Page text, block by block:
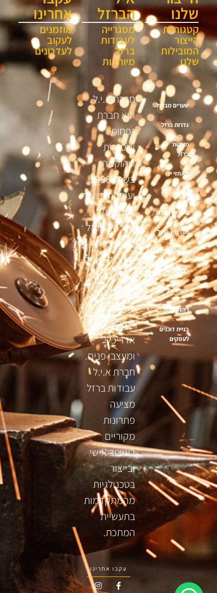
שלנו
קטגוריות
הייצור
המובילות
שלנו
שערים מברזל
גדרות ברזל
מעקות
ברזל
מאחזי יד
סורגים
ספריות מתכת
מדרגות ברזל
פרגולות ברזל
דלתות
משרביות
ריהוט ברזל
בניית דוכנים
לעסקים
הברזל
מסגרייה
לעבודות
ברזל
מיוחדות
חברת א.י.ל.
היא חברת
נפחות
ומסגרות
שהוקמה
בשנת 1996
ועוסקת בייצור
ועיצוב על
טהרת הברזל
בשילוב
חומרים שונים
אנו עובדים
מול לקוחות
פרטיים
ועסקיים,
אדריכלי
ומעצבי פנים.
חברת א.י.ל
עבודות ברזל
מציעה
פתרונות
מקוריים
בעיצוב אישי
ובייצור
בטכנולגיות
מהמתקדמות
בתעשיית
המתכת.
אחרינו
מוזמנים
לעקוב
לעדכונים
עקבו אחרינו